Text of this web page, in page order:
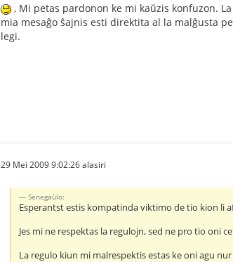
, Mi petas pardonon ke mi kaŭzis konfuzon.
mia mesaĝo ŝajnis esti direktita al la malĝusta
legi.
29 Mei 2009 9:02:26 alasiri
Senegaùlo:
Esperantst estis kompatinda viktimo de tio kion li
Jes mi ne respektas la regulojn, sed ne pro tio oni
La regulo kiun mi malrespektis estas ke oni agu